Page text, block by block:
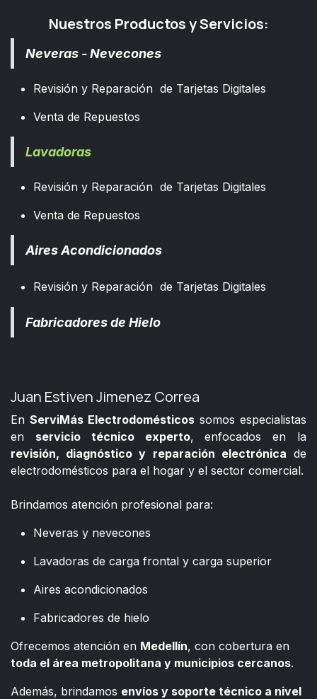
Nuestros Productos y Servicios:
Neveras - Nevecones
Revisión y Reparación de Tarjetas Digitales
Venta de Repuestos
Lavadoras
Revisión y Reparación de Tarjetas Digitales
Venta de Repuestos
Aires Acondicionados
Revisión y Reparación de Tarjetas Digitales
Fabricadores de Hielo
Juan Estiven Jimenez Correa
En ServiMás Electrodomésticos somos especialistas
en servicio técnico experto, enfocados en la
revisión, diagnóstico y reparación electrónica de
electrodomésticos para el hogar y el sector comercial.
Brindamos atención profesional para:
Neveras y nevecones
Lavadoras de carga frontal y carga superior
Aires acondicionados
Fabricadores de hielo
Ofrecemos atención en Medellín, con cobertura en
toda el área metropolitana y municipios cercanos.
Además, brindamos envíos y soporte técnico a nivel